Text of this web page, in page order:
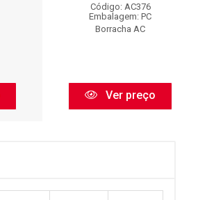
Código: AC376
Embalagem: PC
Borracha AC
Ver preço